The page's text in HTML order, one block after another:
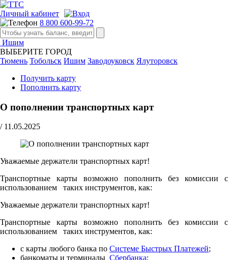
Личный кабинет
8 800 600-99-72
Ишим
ВЫБЕРИТЕ ГОРОД
Тюмень Тобольск Ишим Заводоуковск Ялуторовск
Получить карту
Пополнить карту
О пополнении транспортных карт
/ 11.05.2025
Уважаемые держатели транспортных карт!
Транспортные карты возможно пополнить без комиссии с
использованием таких инструментов, как:
Уважаемые держатели транспортных карт!
Транспортные карты возможно пополнить без комиссии с
использованием таких инструментов, как:
с карты любого банка по Cистеме Быстрых Платежей;
банкоматы и терминалы Сбербанка;